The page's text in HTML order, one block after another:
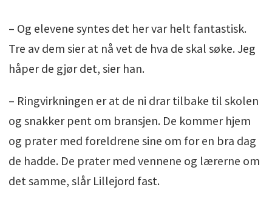
– Og elevene syntes det her var helt fantastisk.
Tre av dem sier at nå vet de hva de skal søke. Jeg
håper de gjør det, sier han.
– Ringvirkningen er at de ni drar tilbake til skolen
og snakker pent om bransjen. De kommer hjem
og prater med foreldrene sine om for en bra dag
de hadde. De prater med vennene og lærerne om
det samme, slår Lillejord fast.